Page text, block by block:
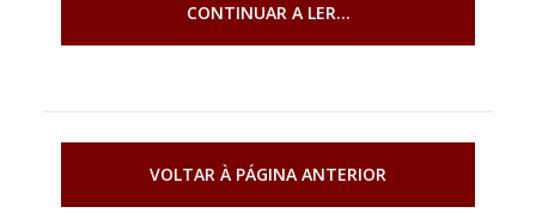
CONTINUAR A LER...
VOLTAR À PÁGINA ANTERIOR